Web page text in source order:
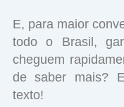
E, para maior
todo o Brasil,
cheguem
de saber mais?
texto!